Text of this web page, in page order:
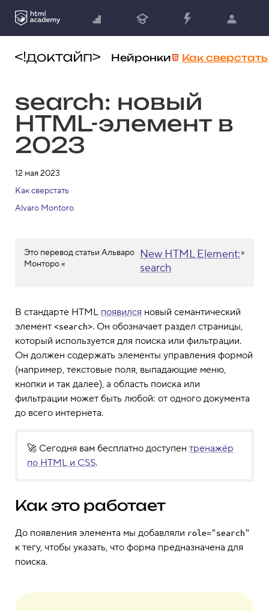
Нейронки Как сверстать
search: новый
HTML-элемент в
2023
12 мая 2023
Как сверстать
Alvaro Montoro
Это перевод статьи Альваро
Монторо «
New HTML Element:
search
»
В стандарте HTML появился новый семантический
элемент <search>. Он обозначает раздел страницы,
который используется для поиска или фильтрации.
Он должен содержать элементы управления формой
(например, текстовые поля, выпадающие меню,
кнопки и так далее), а область поиска или
фильтрации может быть любой: от одного документа
до всего интернета.
🚀 Сегодня вам бесплатно доступен тренажёр
по HTML и CSS.
Как это работает
До появления элемента мы добавляли role="search"
к тегу, чтобы указать, что форма предназначена для
поиска.